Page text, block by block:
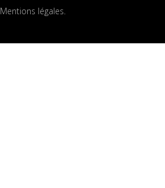
Mentions légales.